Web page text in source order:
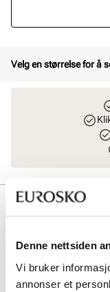
Denne nettsiden
Vi bruker
annonser et
Velg en størrelse for å
Beskrivelse
Business line.
gummi. Pumpsen er
pen og stabil hæl som